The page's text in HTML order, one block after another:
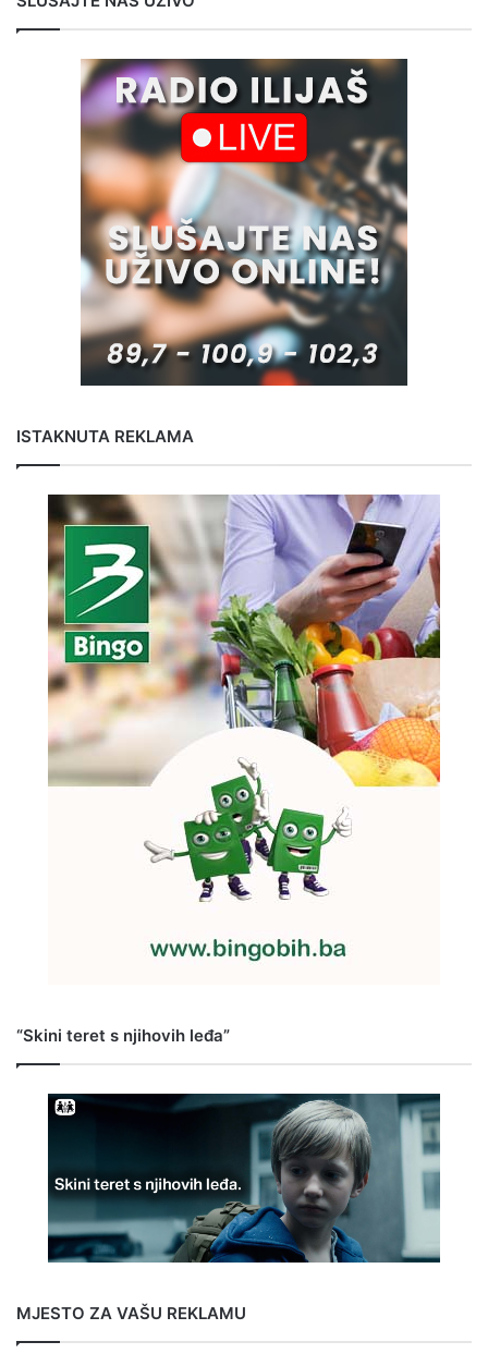
ISTAKNUTA REKLAMA
“Skini teret s njihovih leđa”
MJESTO ZA VAŠU REKLAMU